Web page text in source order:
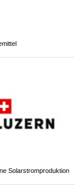
Solarstromproduktion